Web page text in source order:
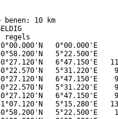
10 km
regels
0°00.000'E
5°22.500'E
6°47.150'E
5°31.220'E
6°47.150'E
5°31.220'E
6°47.150'E
5°15.280'E
5°22.500'E